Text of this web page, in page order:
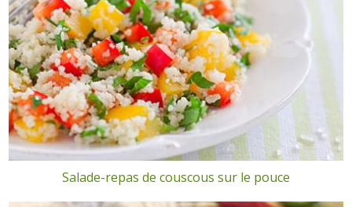
Salade-repas de couscous sur le pouce